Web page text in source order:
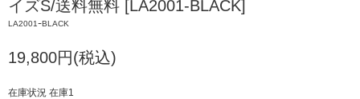
イズS/送料無料 [LA2001-BLACK]
LA2001ｰBLACK
19,800円(税込)
在庫状況 在庫1